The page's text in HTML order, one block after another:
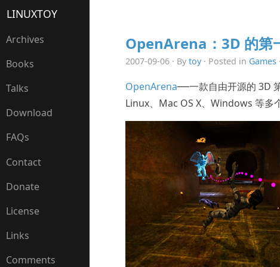
LINUXTOY
Archives
Books
Talks
Download
FAQs
Contact
Donate
License
Links
Comments
OpenArena：3D 的第
2007-09-06 · By toy· Posted in Games·
OpenArena──一款自由开源的 3D
Linux、Mac OS X、Windows 等多